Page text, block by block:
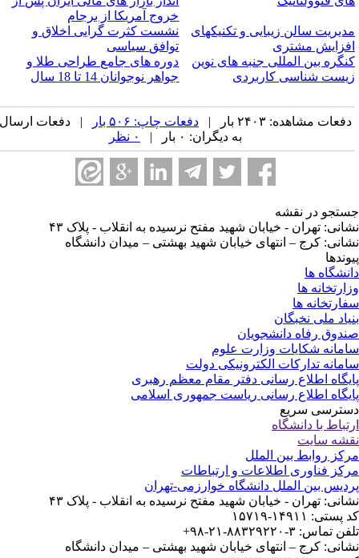
خروج آمریکا از برجام
سالن زیبایی و تکنیکهای
مشتری
نشست کثرت گرایی اخلاق و
توافق سیاسی
بین المللی جنبه های نوین
شناسی کاربردی
دوره های جامع طراحی طلا و
جواهر نوجوانان 14 تا 18 سال
دفعات مشاهده: ۲۴۰۳ بار | دفعات چاپ: ۵۰۶ بار
| دفعات ارسال
به دیگران: ۰ بار |
در نقشه
تهران - خیابان شهید مفتح نرسیده به انقلاب - پلاک ۴۳
کرج – انتهای خیابان شهید بهشتی – میدان دانشگاه
ها
ها
ها
ملی نخبگان
رفاه دانشجویان
شکایات وزارت علوم
تدارکات الکترونیکی دولت
اطلاع رسانی دفتر مقام معظم رهبری
اطلاع رسانی ریاست جمهوری اسلامی
سریع
با دانشگاه
سایت
روابط بین الملل
فناوری اطلاعات و ارتباطات
بین الملل دانشگاه خوارزمی-تهران
تهران - خیابان شهید مفتح نرسیده به انقلاب - پلاک ۴۳
۱۴۹۱۱-۱۵۷۱۹
تماس: ۳-۸۸۳۲۹۲۲۰-۲۱-۹۸+
کرج – انتهای خیابان شهید بهشتی – میدان دانشگاه